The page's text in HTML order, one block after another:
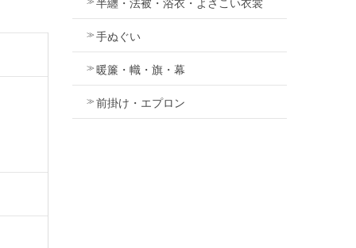
手ぬぐい
暖簾・幟・旗・幕
前掛け・エプロン